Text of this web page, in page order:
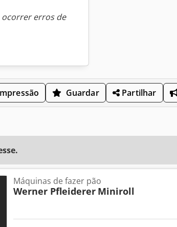
erros de
Guardar Partilhar
Máquinas de fazer pão
Werner Pfleiderer Miniroll